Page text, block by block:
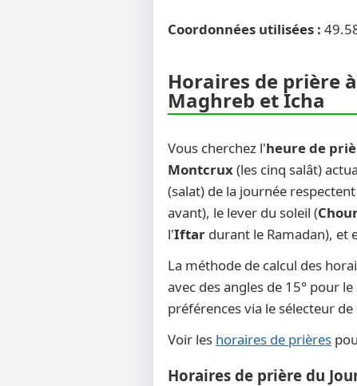
Coordonnées utilisées :
Horaires de prière
Maghreb et Icha
Vous cherchez l'heure de
Montcrux(les cinq salât)
(salat) de la journée
avant), le lever du soleil (
l'Iftar durant le Ramadan), et
La méthode de calcul des
avec des angles de 15° pour
préférences via le sélecteur
Voir les horaires de prières
Horaires de prière du